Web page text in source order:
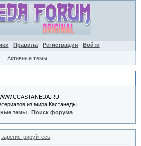
Правила Регистрация Войти
Активные темы
из мира Кастанеды.
темы| Поиск форума
зарегистрируйтесь.